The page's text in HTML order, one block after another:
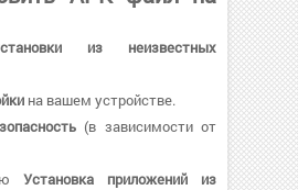
из неизвестных
на вашем устройстве.
(в зависимости от
Установка приложений из